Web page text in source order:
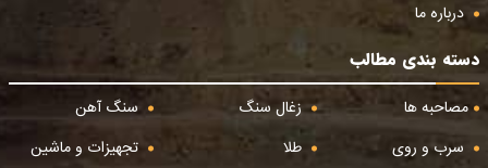
درباره ما
دسته بندی مطالب
مصاحبه ها
زغال سنگ
سنگ آهن
سرب و روی
طلا
تجهیزات و ماشین